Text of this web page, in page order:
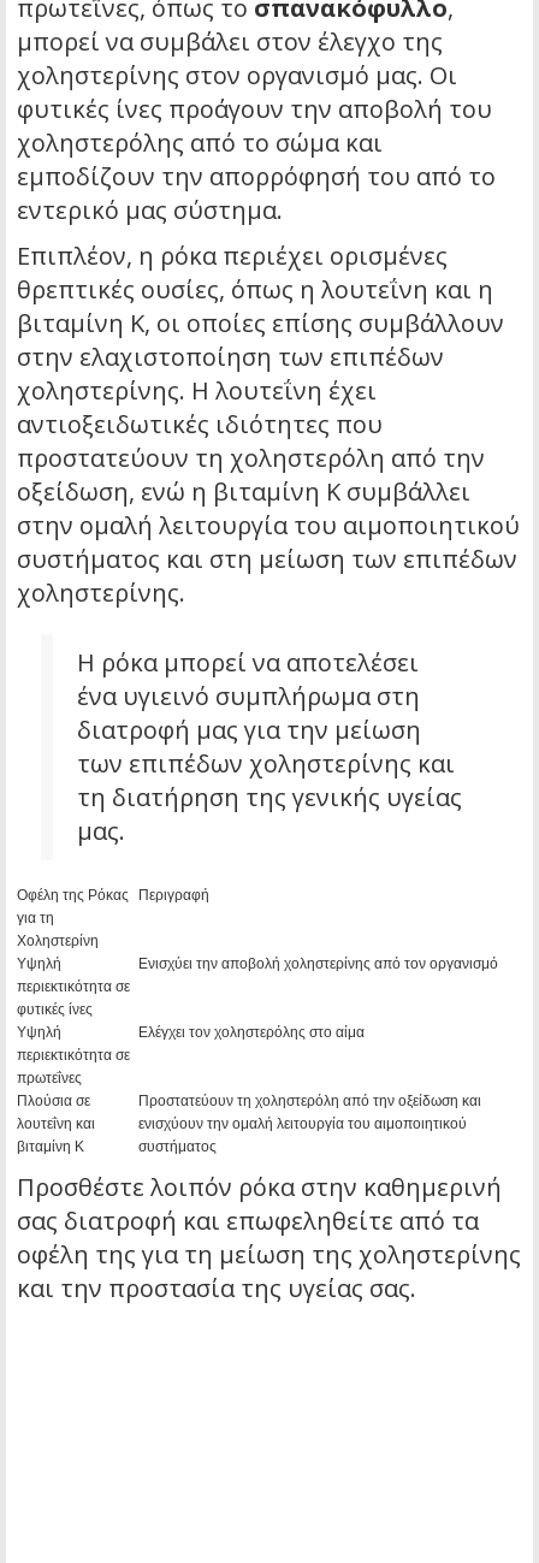
πρωτεΐνες, όπως το σπανακόφυλλο,
μπορεί να συμβάλει στον έλεγχο της
χοληστερίνης στον οργανισμό μας. Οι
φυτικές ίνες προάγουν την αποβολή του
χοληστερόλης από το σώμα και
εμποδίζουν την απορρόφησή του από το
εντερικό μας σύστημα.
Επιπλέον, η ρόκα περιέχει ορισμένες
θρεπτικές ουσίες, όπως η λουτεΐνη και η
βιταμίνη Κ, οι οποίες επίσης συμβάλλουν
στην ελαχιστοποίηση των επιπέδων
χοληστερίνης. Η λουτεΐνη έχει
αντιοξειδωτικές ιδιότητες που
προστατεύουν τη χοληστερόλη από την
οξείδωση, ενώ η βιταμίνη Κ συμβάλλει
στην ομαλή λειτουργία του αιμοποιητικού
συστήματος και στη μείωση των επιπέδων
χοληστερίνης.
Η ρόκα μπορεί να αποτελέσει
ένα υγιεινό συμπλήρωμα στη
διατροφή μας για την μείωση
των επιπέδων χοληστερίνης και
τη διατήρηση της γενικής υγείας
μας.
Οφέλη της Ρόκας
για τη
Χοληστερίνη
Περιγραφή
Υψηλή
περιεκτικότητα σε
φυτικές ίνες
Ενισχύει την αποβολή χοληστερίνης από τον οργανισμό
Υψηλή
περιεκτικότητα σε
πρωτεΐνες
Ελέγχει τον χοληστερόλης στο αίμα
Πλούσια σε
λουτεΐνη και
βιταμίνη Κ
Προστατεύουν τη χοληστερόλη από την οξείδωση και
ενισχύουν την ομαλή λειτουργία του αιμοποιητικού
συστήματος
Προσθέστε λοιπόν ρόκα στην καθημερινή
σας διατροφή και επωφεληθείτε από τα
οφέλη της για τη μείωση της χοληστερίνης
και την προστασία της υγείας σας.